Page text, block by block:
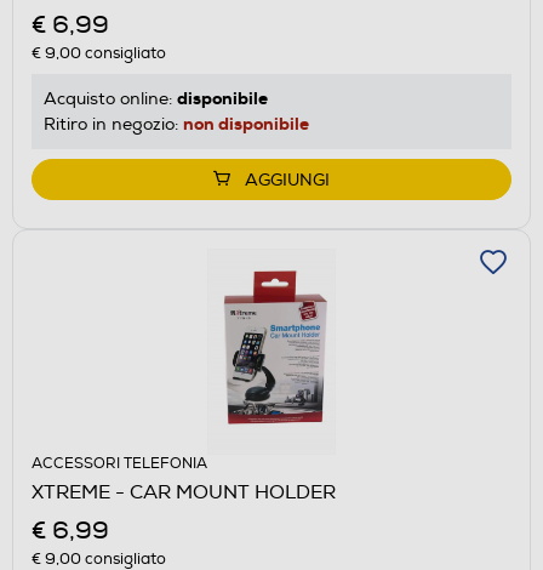
€ 6,99
€ 9,00consigliato
Acquisto online: disponibile
Ritiro in negozio: non disponibile
AGGIUNGI
ACCESSORI TELEFONIA
XTREME - CAR MOUNT HOLDER
€ 6,99
€ 9,00consigliato